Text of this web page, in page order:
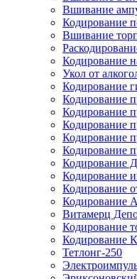
Вшивание
Кодирование
Вшивание
Кодирование
Укол от
Кодирование
Кодирование
Кодирование
Кодирование
Кодирование
Кодирование
Кодирование
Кодирование
Кодирование
Кодирование
Витамерц
Кодирование
Кодирование
Тетлонг-250